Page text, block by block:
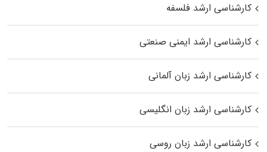
کارشناسی ارشد فلسفه
کارشناسی ارشد ایمنی صنعتی
کارشناسی ارشد زبان آلمانی
کارشناسی ارشد زبان انگلیسی
کارشناسی ارشد زبان روسی